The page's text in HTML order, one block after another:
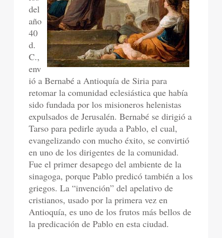
del
año
40
d.
C.,
env
ió a Bernabé a Antioquía de Siria para
retomar la comunidad eclesiástica que había
sido fundada por los misioneros helenistas
expulsados de Jerusalén. Bernabé se dirigió a
Tarso para pedirle ayuda a Pablo, el cual,
evangelizando con mucho éxito, se convirtió
en uno de los dirigentes de la comunidad.
Fue el primer desapego del ambiente de la
sinagoga, porque Pablo predicó también a los
griegos. La “invención” del apelativo de
cristianos, usado por la primera vez en
Antioquía, es uno de los frutos más bellos de
la predicación de Pablo en esta ciudad.